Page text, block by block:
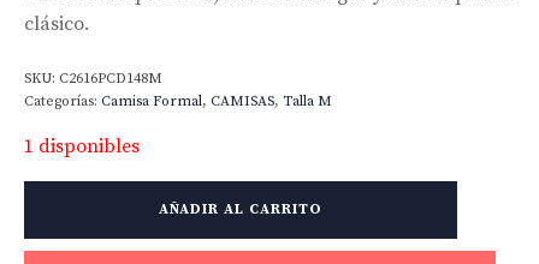
clásico.
SKU: C2616PCD148M
Categorías: Camisa Formal, CAMISAS, Talla M
1 disponibles
Mason
AÑADIR AL CARRITO